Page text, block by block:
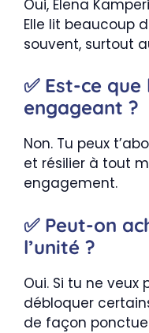
Oui, Elena
Elle lit beaucoup
souvent, surtout
✅ Est-ce
engageant ?
Non. Tu peux
et résilier à tout
engagement.
✅ Peut-on
l’unité ?
Oui. Si tu ne veux
débloquer
de façon